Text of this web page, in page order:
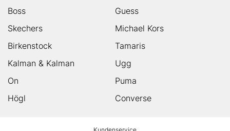
Boss
Guess
Skechers
Michael Kors
Birkenstock
Tamaris
Kalman & Kalman
Ugg
On
Puma
Högl
Converse